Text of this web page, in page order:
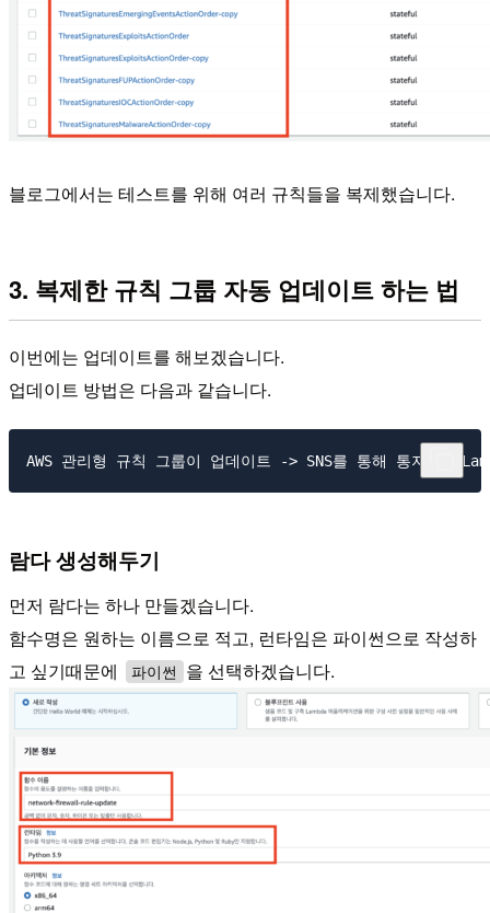
블로그에서는 테스트를 위해 여러 규칙들을 복제했습니다.
3. 복제한 규칙 그룹 자동 업데이트 하는 법
이번에는 업데이트를 해보겠습니다.
업데이트 방법은 다음과 같습니다.
람다 생성해두기
먼저 람다는 하나 만들겠습니다.
함수명은 원하는 이름으로 적고, 런타임은 파이썬으로 작성하
고 싶기때문에
파이썬 을 선택하겠습니다.